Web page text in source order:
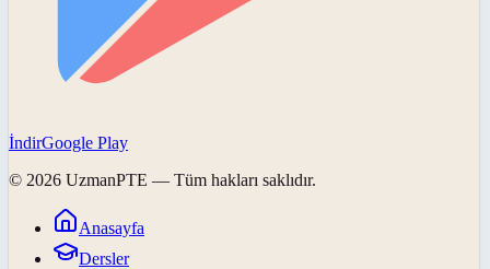
İndirGoogle Play
© 2026 UzmanPTE — Tüm hakları saklıdır.
Anasayfa
Dersler